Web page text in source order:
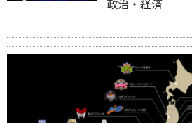
政治・経済